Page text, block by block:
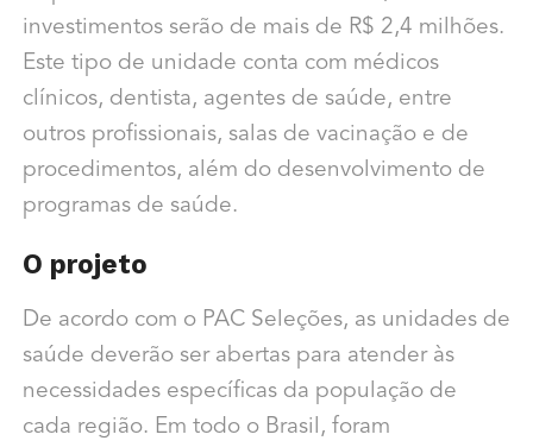
investimentos serão de mais de R$ 2,4 milhões.
Este tipo de unidade conta com médicos
clínicos, dentista, agentes de saúde, entre
outros profissionais, salas de vacinação e de
procedimentos, além do desenvolvimento de
programas de saúde.
O projeto
De acordo com o PAC Seleções, as unidades de
saúde deverão ser abertas para atender às
necessidades específicas da população de
cada região. Em todo o Brasil, foram